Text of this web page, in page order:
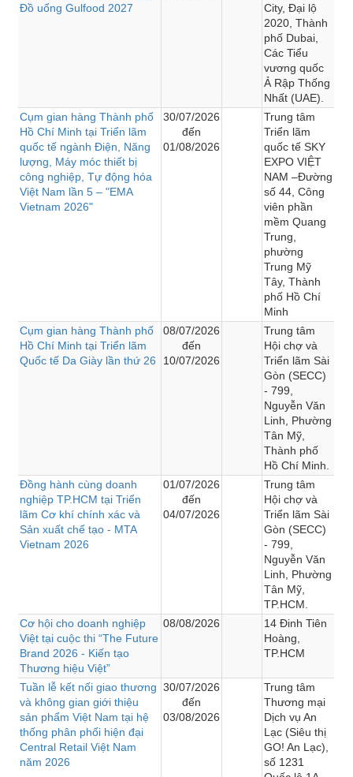
Đồ uống Gulfood 2027
City, Đại lộ
2020, Thành
phố Dubai,
Các Tiểu
vương quốc
Ả Rập Thống
Nhất (UAE).
Cụm gian hàng Thành phố
Hồ Chí Minh tại Triển lãm
quốc tế ngành Điện, Năng
lượng, Máy móc thiết bị
công nghiệp, Tự động hóa
Việt Nam lần 5 – "EMA
Vietnam 2026"
30/07/2026
đến
01/08/2026
Trung tâm
Triển lãm
quốc tế SKY
EXPO VIỆT
NAM –Đường
số 44, Công
viên phần
mềm Quang
Trung,
phường
Trung Mỹ
Tây, Thành
phố Hồ Chí
Minh
Cụm gian hàng Thành phố
Hồ Chí Minh tại Triển lãm
Quốc tế Da Giày lần thứ 26
08/07/2026
đến
10/07/2026
Trung tâm
Hội chợ và
Triển lãm Sài
Gòn (SECC)
- 799,
Nguyễn Văn
Linh, Phường
Tân Mỹ,
Thành phố
Hồ Chí Minh.
Đồng hành cùng doanh
nghiệp TP.HCM tại Triển
lãm Cơ khí chính xác và
Sản xuất chế tạo - MTA
Vietnam 2026
01/07/2026
đến
04/07/2026
Trung tâm
Hội chợ và
Triển lãm Sài
Gòn (SECC)
- 799,
Nguyễn Văn
Linh, Phường
Tân Mỹ,
TP.HCM.
Cơ hội cho doanh nghiệp
Việt tại cuộc thi “The Future
Brand 2026 - Kiến tạo
Thương hiệu Việt”
08/08/2026
14 Đinh Tiên
Hoàng,
TP.HCM
Tuần lễ kết nối giao thương
và không gian giới thiệu
sản phẩm Việt Nam tại hệ
thống phân phối hiện đại
Central Retail Việt Nam
năm 2026
30/07/2026
đến
03/08/2026
Trung tâm
Thương mại
Dịch vụ An
Lạc (Siêu thị
GO! An Lạc),
số 1231